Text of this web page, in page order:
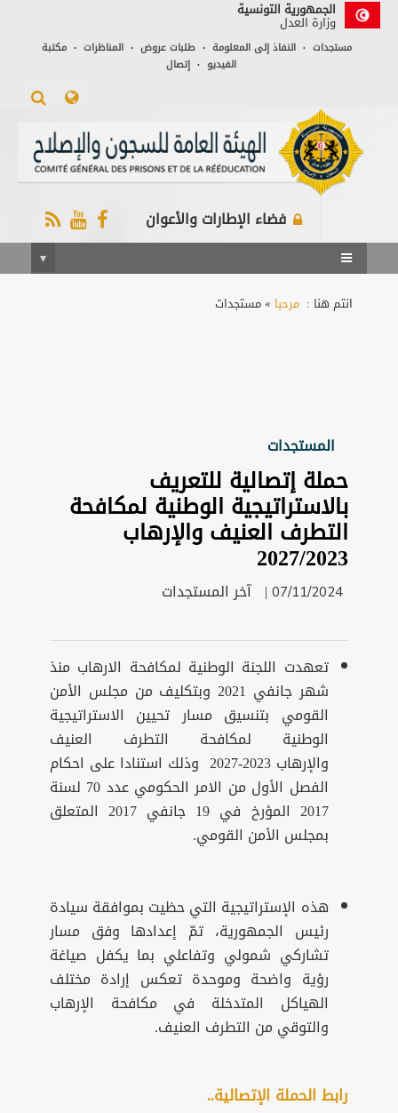
الجمهورية التونسية
وزارة العدل
مستجدات • النفاذ إلى المعلومة • طلبات عروض • المناظرات • مكتبة
الفيديو • إتصال
فضاء الإطارات والأعوان

▾
انتم هنا : مرحبا » مستجدات
المستجدات
حملة إتصالية للتعريف
بالاستراتيجية الوطنية لمكافحة
التطرف العنيف والإرهاب
2027/2023
07/11/2024
| آخر المستجدات
­تعهدت اللجنة الوطنية لمكافحة الارهاب منذ
شهر جانفي 2021 وبتكليف من مجلس الأمن
القومي بتنسيق مسار تحيين الاستراتيجية
الوطنية لمكافحة التطرف العنيف
والإرهاب 2023-2027 وذلك استنادا على احكام
الفصل الأول من الامر الحكومي عدد 70 لسنة
2017 المؤرخ في 19 جانفي 2017 المتعلق
بمجلس الأمن القومي.
هذه الإستراتيجية التي حظيت بموافقة سيادة
رئيس الجمهورية، تمّ إعدادها وفق مسار
تشاركي شمولي وتفاعلي بما يكفل صياغة
رؤية واضحة وموحدة تعكس إرادة مختلف
الهياكل المتدخلة في مكافحة الإرهاب
والتوقي من التطرف العنيف.
رابط الحملة الإتصالية..